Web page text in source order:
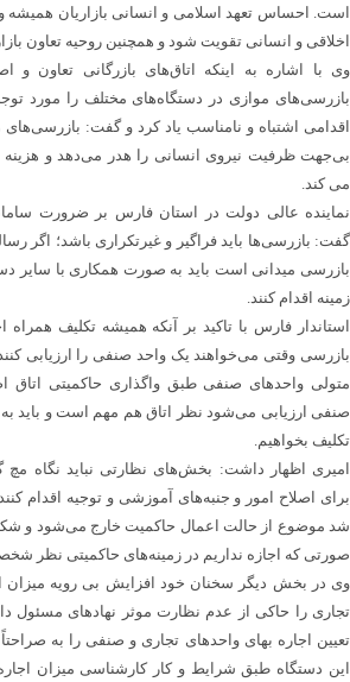
است. احساس تعهد اسلامی و انسانی بازاریان همیشه
اخلاقی و انسانی تقویت شود و همچنین روحیه تعاون
وی با اشاره به اینکه اتاق‌های بازرگانی تعاون و
بازرسی‌های موازی در دستگاه‌های مختلف را مورد
اقدامی اشتباه و نامناسب یاد کرد و گفت:
بی‌جهت ظرفیت نیروی انسانی را هدر می‌دهد و هزینه
می کند.
نماینده عالی دولت در استان فارس بر ضرورت
گفت: بازرسی‌ها باید فراگیر و غیرتکراری باشد؛ اگر
بازرسی میدانی است باید به صورت همکاری با سایر
زمینه اقدام کنند.
استاندار فارس با تاکید بر آنکه همیشه تکلیف
بازرسی وقتی می‌خواهند یک واحد صنفی را ارزیابی
متولی واحدهای صنفی طبق واگذاری حاکمیتی
صنفی ارزیابی می‌شود نظر اتاق هم مهم است و باید به
تکلیف بخواهیم.
امیری اظهار داشت: بخش‌های نظارتی نباید نگاه مچ
برای اصلاح امور و جنبه‌های آموزشی و توجیه اقدام
شد موضوع از حالت اعمال حاکمیت خارج می‌شود و
صورتی که اجازه نداریم در زمینه‌های حاکمیتی نظر
وی در بخش دیگر سخنان خود افزایش بی رویه میزان
تجاری را حاکی از عدم نظارت موثر نهادهای
تعیین اجاره بهای واحدهای تجاری و صنفی را به
این دستگاه طبق شرایط و کار کارشناسی میزان